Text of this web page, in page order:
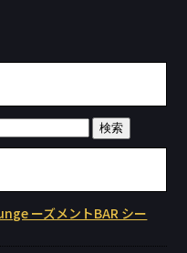
ーズメントBAR シー